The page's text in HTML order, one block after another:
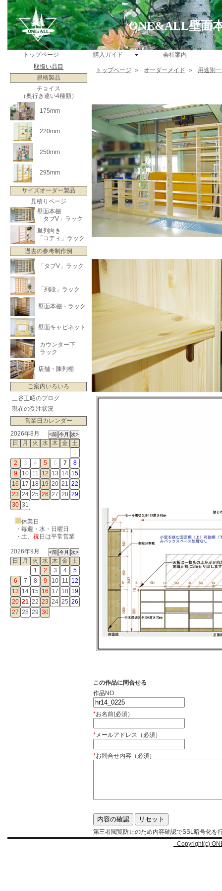
ONE&ALL壁面
トップページ 購入ガイド
会社案内
取扱い品目
規格製品
チョイス
（奥行き違い4種類）
175mm
220mm
250mm
295mm
サイズオーダー製品
見積りページ
壁面本棚
「タブV」ラック
単列向き
「コティ」ラック
過去の参考制作例
「タブV」ラック
「列段」ラック
壁面本棚・ラック
壁面キャビネット
カウンター下
ラック
店舗・陳列棚
ご案内いろいろ
三谷正昭のブログ
現在の受注状況
営業日カレンダー
2026年8月
日
月 火 水 木 金
土
1
2
3 4 5 6 7
8
9
10 11 12 13 14 15
16 17 18 19 20 21 22
23 24 25 26 27 28 29
30 31
休業日
・毎週・水・日曜日
・ 土、 祝日は平常営業
2026年9月
日
月 火 水 木 金
土
1
2 3 4
5
6
7 8 9 10 11 12
13 14 15 16 17 18 19
20 21 22 23 24 25 26
27 28 29 30
トップページ ＞ オーダーメイド ＞ 用途別
この作品に問合せる
作品NO
*お名前(必須）
*メールアドレス（必須）
*お問合せ内容（必須）
第三者閲覧防止のため内容確認でSSL暗号化を
- Copyright(c)